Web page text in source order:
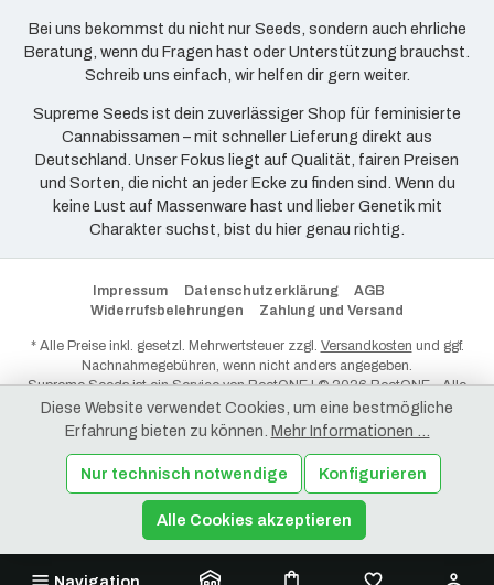
Bei uns bekommst du nicht nur Seeds, sondern auch ehrliche
Beratung, wenn du Fragen hast oder Unterstützung brauchst.
Schreib uns einfach, wir helfen dir gern weiter.
Supreme Seeds ist dein zuverlässiger Shop für feminisierte
Cannabissamen – mit schneller Lieferung direkt aus
Deutschland. Unser Fokus liegt auf Qualität, fairen Preisen
und Sorten, die nicht an jeder Ecke zu finden sind. Wenn du
keine Lust auf Massenware hast und lieber Genetik mit
Charakter suchst, bist du hier genau richtig.
Impressum Datenschutzerklärung
AGB
Widerrufsbelehrungen
Zahlung und Versand
* Alle Preise inkl. gesetzl. Mehrwertsteuer zzgl. Versandkosten und ggf.
Nachnahmegebühren, wenn nicht anders angegeben.
Supreme Seeds ist ein Service vonRootONE| © 2026 RootONE - Alle
Rechte vorbehalten.
Diese Website verwendet Cookies, um eine bestmögliche
Erfahrung bieten zu können. Mehr Informationen ...
Nur technisch notwendige Konfigurieren
Alle Cookies akzeptieren